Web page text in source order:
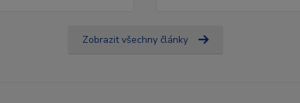
Zobrazit všechny články